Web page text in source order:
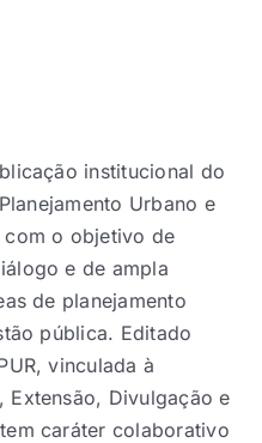
institucional do
Urbano e
com o objetivo de
e de ampla
de planejamento
pública. Editado
vinculada à
Extensão, Divulgação e
caráter colaborativo